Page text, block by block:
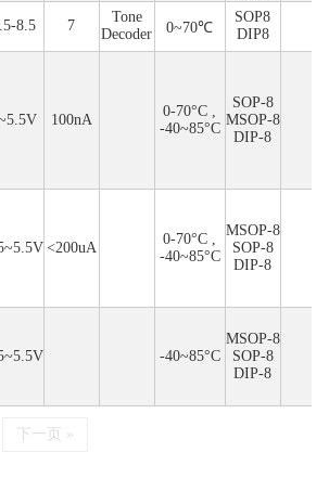
8.5 7
Tone
Decoder
0~70℃
SOP8
DIP8
100nA
0-70°C ,
-40~85°C
SOP-8
MSOP-8
DIP-8
<200uA
0-70°C ,
-40~85°C
MSOP-8
SOP-8
DIP-8
-40~85°C
MSOP-8
SOP-8
DIP-8
下一页 »